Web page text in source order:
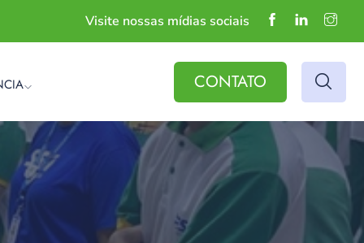
Visite nossas mídias sociais
CONTATO